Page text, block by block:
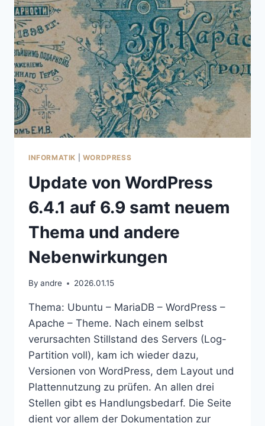
INFORMATIK WORDPRESS
Update von WordPress
6.4.1 auf 6.9 samt neuem
Thema und andere
Nebenwirkungen
By andre 2026.01.15
Thema: Ubuntu – MariaDB – WordPress –
Apache – Theme. Nach einem selbst
verursachten Stillstand des Servers (Log-
Partition voll), kam ich wieder dazu,
Versionen von WordPress, dem Layout und
Plattennutzung zu prüfen. An allen drei
Stellen gibt es Handlungsbedarf. Die Seite
dient vor allem der Dokumentation zur